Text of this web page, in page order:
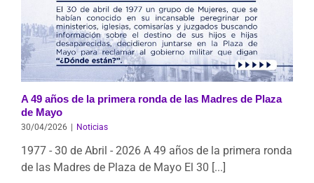
A 49 años de la primera ronda de las Madres de Plaza
de Mayo
30/04/2026 Noticias
1977 - 30 de Abril - 2026 A 49 años de la primera ronda
de las Madres de Plaza de Mayo El 30 [...]